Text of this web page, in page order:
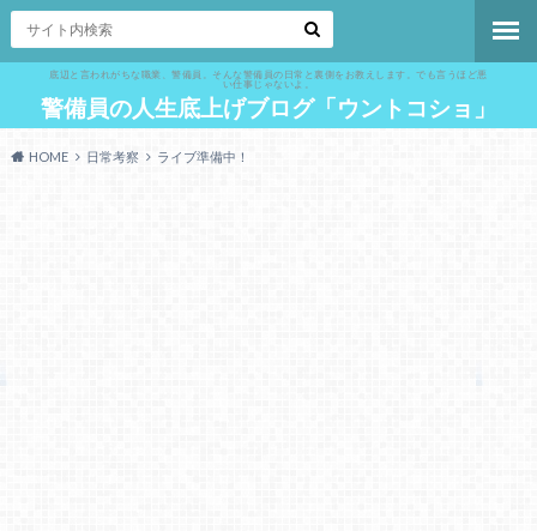
底辺と言われがちな職業、警備員。そんな警備員の日常と裏側をお教えします。でも言うほど悪
い仕事じゃないよ。
警備員の人生底上げブログ「ウントコショ」
HOME 日常考察 ライブ準備中！